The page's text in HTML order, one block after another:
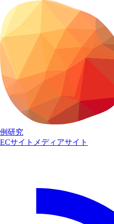
例研究
ECサイト メディアサイト